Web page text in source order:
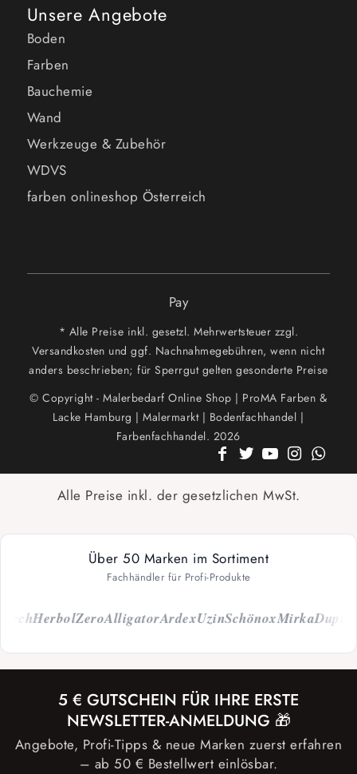
Unsere Angebote
Boden
Farben
Bauchemie
Wand
Werkzeuge & Zubehör
WDVS
farben onlineshop Österreich
Pay
* Alle Preise inkl. gesetzl. Mehrwertsteuer zzgl.
Versandkosten und ggf. Nachnahmegebühren, wenn nicht
anders beschrieben; für Sperrgut gelten gesonderte Preise
© Copyright - Malerbedarf Online Shop | ProMA Farben &
Lacke Hamburg | Malermarkt | Bodenfachhandel |
Farbenfachhandel. 2026
Alle Preise inkl. der gesetzlichen MwSt.
Über 50 Marken im Sortiment
Fachhändler für Profi-Produkte
HerbolZeroAlligatorArdexUzinSchönoxMirkaDupli-
5 € GUTSCHEIN FÜR IHRE ERSTE
NEWSLETTER-ANMELDUNG 🎁
Angebote, Profi-Tipps & neue Marken zuerst erfahren
– ab 50 € Bestellwert einlösbar.